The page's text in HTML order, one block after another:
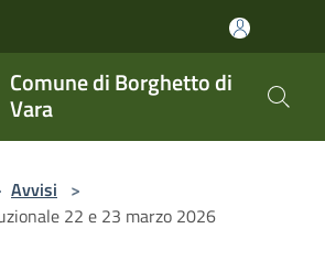
Comune di Borghetto di
Vara
Avvisi >
22 e 23 marzo 2026